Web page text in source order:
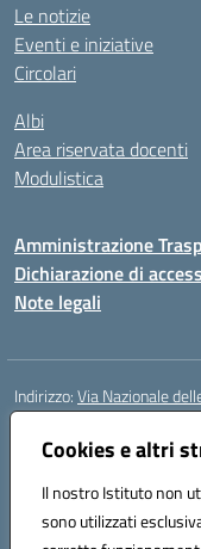
Cookies e altri
Il nostro Istituto non
sono utilizzati
Le notizie
Eventi e iniziative
Circolari
Albi
Area riservata docenti
Modulistica
Amministrazione
Dichiarazione di
Note legali
Indirizzo:Via Nazionale
Centralino:
Email:
Codice fiscale:
Codice meccanografico: